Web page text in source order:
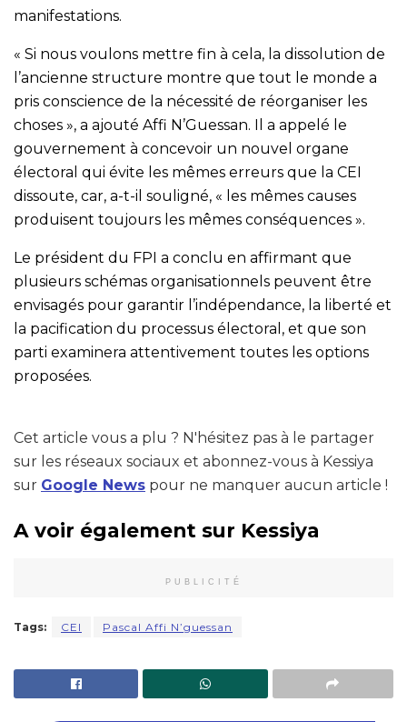
manifestations.
« Si nous voulons mettre fin à cela, la dissolution de
l’ancienne structure montre que tout le monde a
pris conscience de la nécessité de réorganiser les
choses », a ajouté Affi N’Guessan. Il a appelé le
gouvernement à concevoir un nouvel organe
électoral qui évite les mêmes erreurs que la CEI
dissoute, car, a-t-il souligné, « les mêmes causes
produisent toujours les mêmes conséquences ».
Le président du FPI a conclu en affirmant que
plusieurs schémas organisationnels peuvent être
envisagés pour garantir l’indépendance, la liberté et
la pacification du processus électoral, et que son
parti examinera attentivement toutes les options
proposées.
Cet article vous a plu ? N'hésitez pas à le partager
sur les réseaux sociaux et abonnez-vous à Kessiya
sur Google News pour ne manquer aucun article !
A voir également sur Kessiya
PUBLICITÉ
Tags: CEI Pascal Affi N’guessan